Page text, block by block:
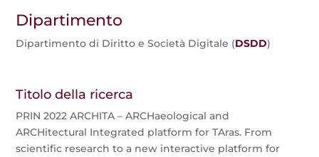
Dipartimento
Dipartimento di Diritto e Società Digitale (DSDD)
Titolo della ricerca
PRIN 2022 ARCHITA – ARCHaeological and
ARCHitectural Integrated platform for TAras. From
scientific research to a new interactive platform for